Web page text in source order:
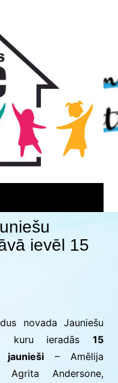
ievēl 15
novada Jauniešu
kuru ieradās15
jaunieši – Amēlija
Agrita Andersone,